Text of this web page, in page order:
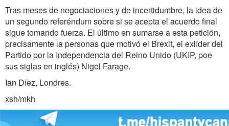
Tras meses de negociaciones y de incertidumbre, la idea de
un segundo referéndum sobre si se acepta el acuerdo final
sigue tomando fuerza. El último en sumarse a esta petición,
precisamente la personas que motivó el Brexit, el exlíder del
Partido por la Independencia del Reino Unido (UKIP, poe
sus siglas en inglés) Nigel Farage.
Ian Díez, Londres.
xsh/mkh